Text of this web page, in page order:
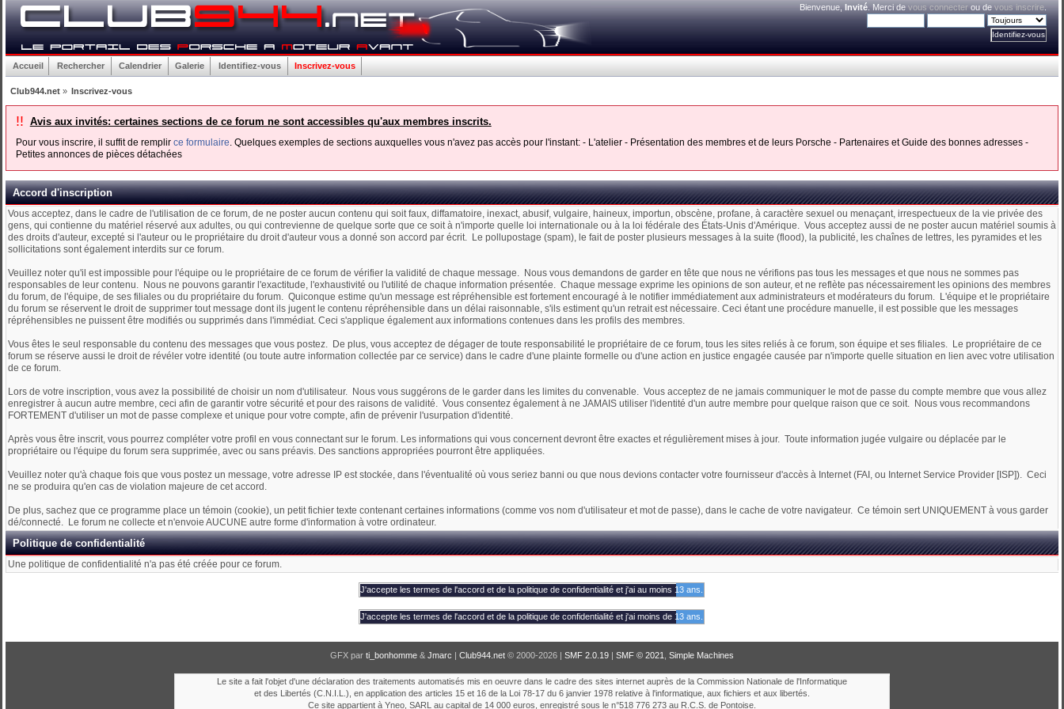
Bienvenue,Invité . Merci devous connecter ou devous inscrire
Accueil Rechercher Calendrier Galerie Identifiez-vous Inscrivez-vous
Club944.net» Inscrivez-vous
!! Avis aux invités: certaines sections de ce forum ne sont accessibles qu'aux membres inscrits.
Pour vous inscrire, il suffit de remplir ce formulaire. Quelques exemples de sections auxquelles vous n'avez pas accès pour l'instant: - L'atelier - Présentation des membres et de leurs Porsche - Partenaires et Guide des bonnes adresses -
Petites annonces de pièces détachées
Accord d'inscription
Vous acceptez, dans le cadre de l'utilisation de ce forum, de ne poster aucun contenu qui soit faux, diffamatoire, inexact, abusif, vulgaire, haineux, importun, obscène, profane, à caractère sexuel ou menaçant, irrespectueux de la vie privée des
gens, qui contienne du matériel réservé aux adultes, ou qui contrevienne de quelque sorte que ce soit à n'importe quelle loi internationale ou à la loi fédérale des États-Unis d'Amérique. Vous acceptez aussi de ne poster aucun matériel soumis à
des droits d'auteur, excepté si l'auteur ou le propriétaire du droit d'auteur vous a donné son accord par écrit. Le pollupostage (spam), le fait de poster plusieurs messages à la suite (flood), la publicité, les chaînes de lettres, les pyramides et les
sollicitations sont également interdits sur ce forum.
Veuillez noter qu'il est impossible pour l'équipe ou le propriétaire de ce forum de vérifier la validité de chaque message. Nous vous demandons de garder en tête que nous ne vérifions pas tous les messages et que nous ne sommes pas
responsables de leur contenu. Nous ne pouvons garantir l'exactitude, l'exhaustivité ou l'utilité de chaque information présentée. Chaque message exprime les opinions de son auteur, et ne reflète pas nécessairement les opinions des membres
du forum, de l'équipe, de ses filiales ou du propriétaire du forum. Quiconque estime qu'un message est répréhensible est fortement encouragé à le notifier immédiatement aux administrateurs et modérateurs du forum. L'équipe et le propriétaire
du forum se réservent le droit de supprimer tout message dont ils jugent le contenu répréhensible dans un délai raisonnable, s'ils estiment qu'un retrait est nécessaire. Ceci étant une procédure manuelle, il est possible que les messages
répréhensibles ne puissent être modifiés ou supprimés dans l'immédiat. Ceci s'applique également aux informations contenues dans les profils des membres.
Vous êtes le seul responsable du contenu des messages que vous postez. De plus, vous acceptez de dégager de toute responsabilité le propriétaire de ce forum, tous les sites reliés à ce forum, son équipe et ses filiales. Le propriétaire de ce
forum se réserve aussi le droit de révéler votre identité (ou toute autre information collectée par ce service) dans le cadre d'une plainte formelle ou d'une action en justice engagée causée par n'importe quelle situation en lien avec votre utilisation
de ce forum.
Lors de votre inscription, vous avez la possibilité de choisir un nom d'utilisateur. Nous vous suggérons de le garder dans les limites du convenable. Vous acceptez de ne jamais communiquer le mot de passe du compte membre que vous allez
enregistrer à aucun autre membre, ceci afin de garantir votre sécurité et pour des raisons de validité. Vous consentez également à ne JAMAIS utiliser l'identité d'un autre membre pour quelque raison que ce soit. Nous vous recommandons
FORTEMENT d'utiliser un mot de passe complexe et unique pour votre compte, afin de prévenir l'usurpation d'identité.
Après vous être inscrit, vous pourrez compléter votre profil en vous connectant sur le forum. Les informations qui vous concernent devront être exactes et régulièrement mises à jour. Toute information jugée vulgaire ou déplacée par le
propriétaire ou l'équipe du forum sera supprimée, avec ou sans préavis. Des sanctions appropriées pourront être appliquées.
Veuillez noter qu'à chaque fois que vous postez un message, votre adresse IP est stockée, dans l'éventualité où vous seriez banni ou que nous devions contacter votre fournisseur d'accès à Internet (FAI, ou Internet Service Provider [ISP]). Ceci
ne se produira qu'en cas de violation majeure de cet accord.
De plus, sachez que ce programme place un témoin (cookie), un petit fichier texte contenant certaines informations (comme vos nom d'utilisateur et mot de passe), dans le cache de votre navigateur. Ce témoin sert UNIQUEMENT à vous garder
dé/connecté. Le forum ne collecte et n'envoie AUCUNE autre forme d'information à votre ordinateur.
Politique de confidentialité
Une politique de confidentialité n'a pas été créée pour ce forum.
GFX par ti_bonhomme& Jmarc | Club944.net© 2000-2026 | SMF 2.0.19| SMF © 2021 Simple Machines
Le site a fait l'objet d'une déclaration des traitements automatisés mis en oeuvre dans le cadre des sites internet auprès de la Commission Nationale de l'Informatique
et des Libertés (C.N.I.L.), en application des articles 15 et 16 de la Loi 78-17 du 6 janvier 1978 relative à l'informatique, aux fichiers et aux libertés.
Ce site appartient à Yneo, SARL au capital de 14 000 euros, enregistré sous le n°518 776 273 au R.C.S. de Pontoise.